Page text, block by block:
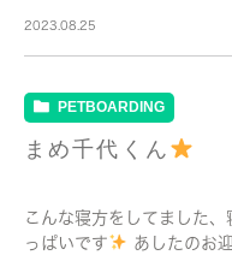
2023.08.25
PETBOARDING
まめ千代くん
こんな寝方をしてました
っぱいです
あしたのお